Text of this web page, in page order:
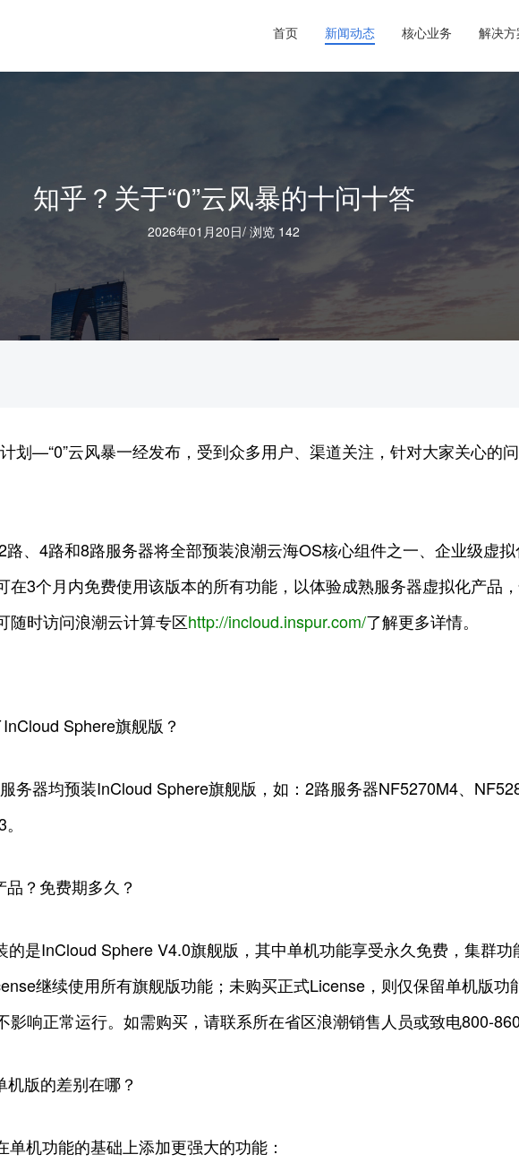
首页 新闻动态 核心业务 解决方
知乎？关于“0”云风暴的十问十答
2026年01月20日/ 浏览 142
划—“0”云风暴一经发布，受到众多用户、渠道关注，针对大家关心的
路、4路和8路服务器将全部预装浪潮云海OS核心组件之一、企业级虚
在3个月内免费使用该版本的所有功能，以体验成熟服务器虚拟化产品
随时访问浪潮云计算专区http://incloud.inspur.com/了解更多详情。
Sphere旗舰版？
务器均预装InCloud Sphere旗舰版，如：2路服务器NF5270M4、
？免费期多久？
的是InCloud Sphere V4.0旗舰版，其中单机功能享受永久免费，集群
继续使用所有旗舰版功能；未购买正式License，则仅保留单机版功
响正常运行。如需购买，请联系所在省区浪潮销售人员或致电800-
版的差别在哪？
单机功能的基础上添加更强大的功能：